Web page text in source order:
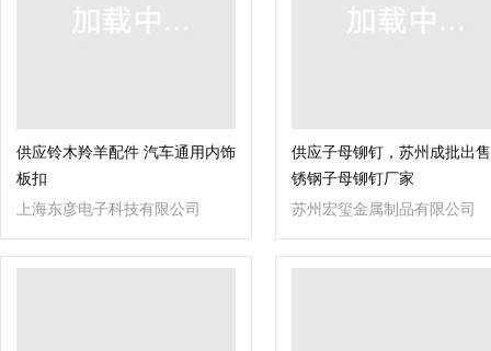
供应铃木羚羊配件 汽车通用内饰
板扣
上海东彦电子科技有限公司
供应子母铆钉，苏州成批出
锈钢子母铆钉厂家
苏州宏玺金属制品有限公司